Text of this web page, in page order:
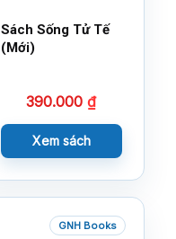
Sách Sống Tử Tế
(Mới)
390.000₫
Xem sách
GNH Books